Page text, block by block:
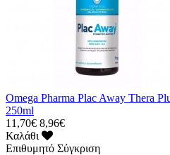
Omega Pharma Plac Away Thera
250ml
11,70€ 8,96€
Καλάθι
Επιθυμητό Σύγκριση